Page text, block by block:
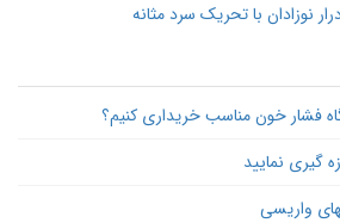
نوزادان با تحریک سرد مثانه
فشار خون مناسب خریداری کنیم؟
گیری نمایید
واریسی